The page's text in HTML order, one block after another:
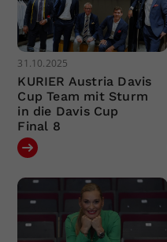
31.10.2025
KURIER Austria Davis
Cup Team mit Sturm
in die Davis Cup
Final 8